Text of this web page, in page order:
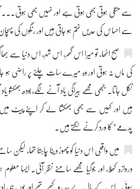
سے متلی ہوتی بھی ہوتی ہے اور نہیں بھی ہوتی۔۔۔
سے احساس کی حدیں ختم ہو جاتی ہیں اور رنگوں کی
صبح اٹھا، تو میرا اس گھر، اس شہر، اس دنیا سے
کی ماں نہ ہوتی اور وہ میرے سات چلنے پر راضی ہو
نکل جاتا۔ جبھی مجھے بیراگی یاد آنے لگے، بودھ بھکشو
ہیں اور کہیں سے بھی بھکشا لے کر اپنے پیٹ
پدمے‘ کا ورد کرنے لگتے ہیں۔
میں واقعی اس دنیا کو چھوڑ دینا چاہتا تھا، لیکن
دروازہ کھُلا، اور جوگیا مجھے سامنے نظر آئی۔ ایسا
سوئی۔ اس کے بال بے حد روکھے تھے اور یوں ہی